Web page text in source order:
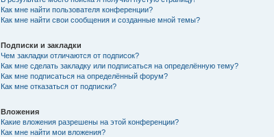
Как мне найти пользователя конференции?
Как мне найти свои сообщения и созданные мной темы?
Подписки и закладки
Чем закладки отличаются от подписок?
Как мне сделать закладку или подписаться на определённую тему?
Как мне подписаться на определённый форум?
Как мне отказаться от подписки?
Вложения
Какие вложения разрешены на этой конференции?
Как мне найти мои вложения?